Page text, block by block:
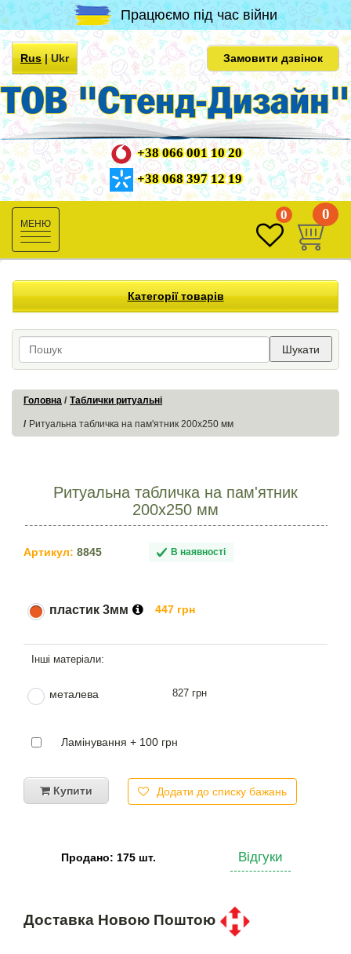
Працюємо під час війни
Rus|Ukr Замовити дзвінок
+38 066 001 10 20
+38 068 397 12 19
Toggle
navigation
0 0
Категорії товарів
Шукати
Головна Таблички ритуальні
Ритуальна табличка на пам'ятник 200х250 мм
Ритуальна табличка на пам'ятник
200х250 мм
Артикул: 8845 В наявності
пластик 3мм 447 грн
металева 827 грн
Ламінування + 100 грн
Купити Додати до списку бажань
Продано: 175 шт. Відгуки
Доставка Новою Поштою